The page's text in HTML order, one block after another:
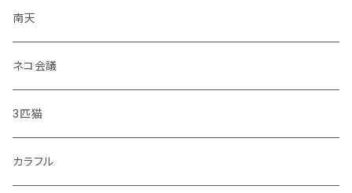
・のりもの
・彩花
・どうぶつ
・小鳥
大皿
中皿
小皿
マグカップ
南天
ネコ会議
3匹猫
カラフル